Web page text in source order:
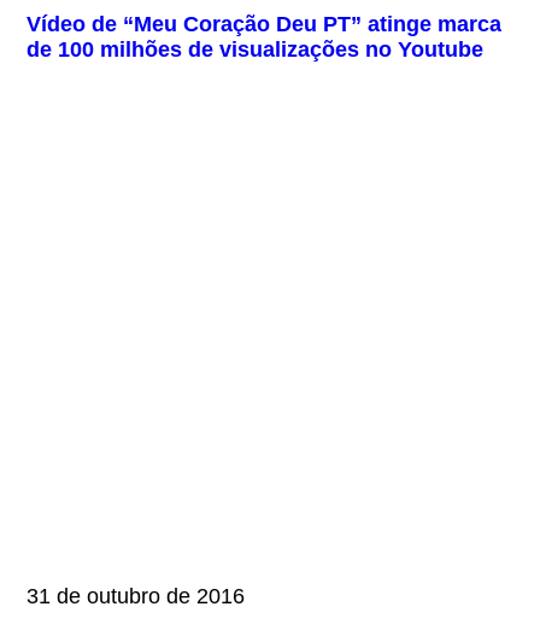
Vídeo de “Meu Coração Deu PT” atinge marca
de 100 milhões de visualizações no Youtube
31 de outubro de 2016